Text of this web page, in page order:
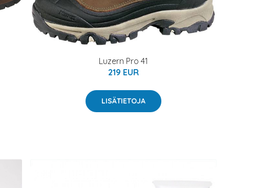
Luzern Pro 41
219 EUR
LISÄTIETOJA